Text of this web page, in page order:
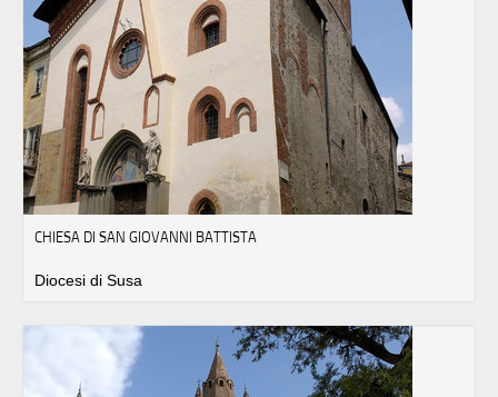
CHIESA DI SAN GIOVANNI BATTISTA
Diocesi di Susa